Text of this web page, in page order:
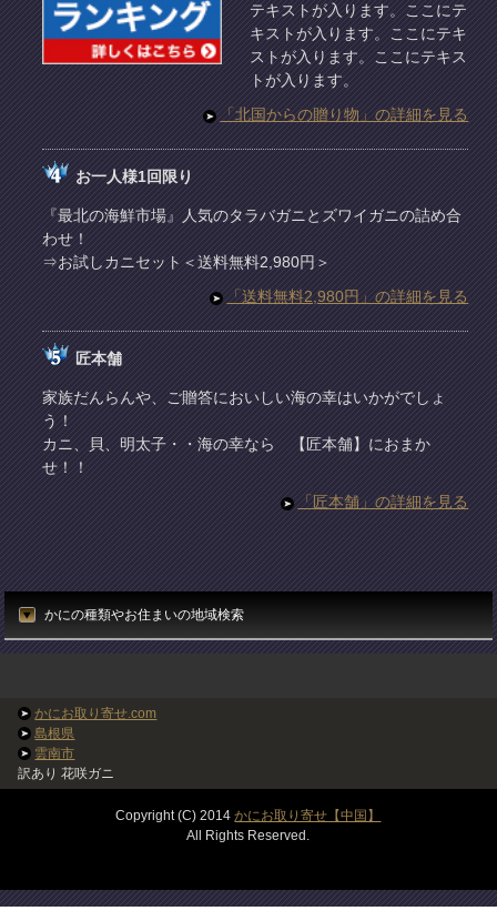
テキストが入ります。ここにテ
キストが入ります。ここにテキ
ストが入ります。ここにテキス
トが入ります。
「北国からの贈り物」の詳細を見る
お一人様1回限り
『最北の海鮮市場』人気のタラバガニとズワイガニの詰め合
わせ！
⇒お試しカニセット＜送料無料2,980円＞
「送料無料2,980円」の詳細を見る
匠本舗
家族だんらんや、ご贈答においしい海の幸はいかがでしょ
う！
カニ、貝、明太子・・海の幸なら 【匠本舗】におまか
せ！！
「匠本舗」の詳細を見る
かにの種類やお住まいの地域検索
かにお取り寄せ.com
島根県
雲南市
訳あり 花咲ガニ
Copyright (C) 2014かにお取り寄せ【中国】
All Rights Reserved.